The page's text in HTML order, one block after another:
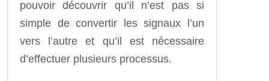
pouvoir découvrir qu’il n’est pas si
simple de convertir les signaux l’un
vers l’autre et qu’il est nécessaire
d’effectuer plusieurs processus.